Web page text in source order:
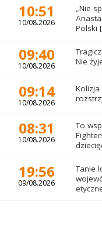
10:51
10/08.2026
„Nie
Polski
09:40
10/08.2026
Nie
09:14
10/08.2026
08:31
10/08.2026
To
19:56
09/08.2026
Tanie